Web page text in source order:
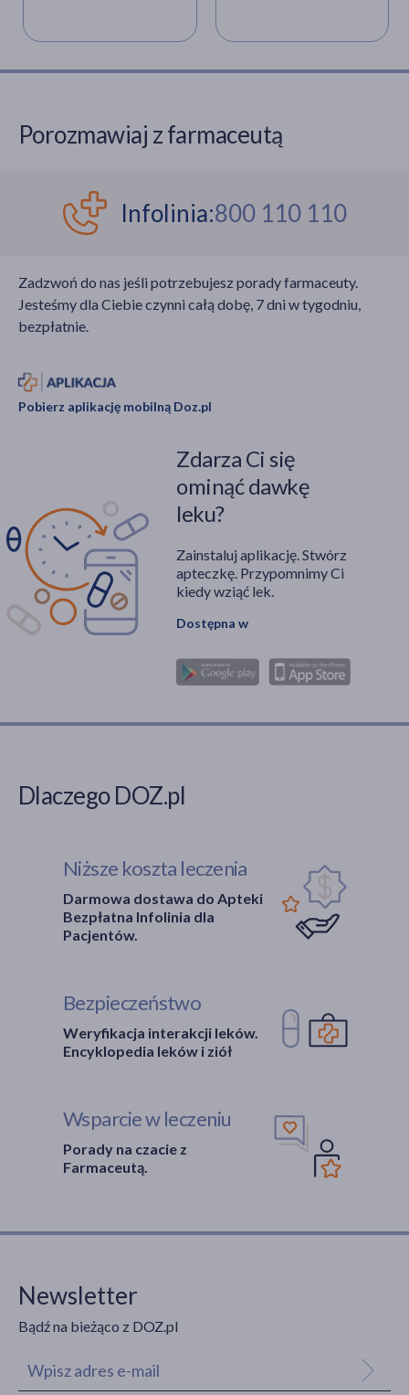
Porozmawiaj z farmaceutą
Infolinia:800 110 110
Zadzwoń do nas jeśli potrzebujesz porady farmaceuty.
Jesteśmy dla Ciebie czynni całą dobę, 7 dni w tygodniu,
bezpłatnie.
Pobierz aplikację mobilną Doz.pl
Zdarza Ci się
ominąć dawkę
leku?
Zainstaluj aplikację. Stwórz
apteczkę. Przypomnimy Ci
kiedy wziąć lek.
Dostępna w
Dlaczego DOZ.pl
Niższe koszta leczenia
Darmowa dostawa do Apteki
Bezpłatna Infolinia dla
Pacjentów.
Bezpieczeństwo
Weryfikacja interakcji leków.
Encyklopedia leków i ziół
Wsparcie w leczeniu
Porady na czacie z
Farmaceutą.
Newsletter
Bądź na bieżąco z DOZ.pl